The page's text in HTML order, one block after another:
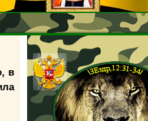
в